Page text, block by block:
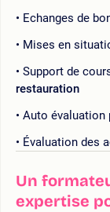
Echanges de
Mises en
Support de
restauration
Auto évaluation
Évaluation des
Un
expertise